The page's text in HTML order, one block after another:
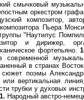
смычковый
оркестром
композитор,
Пьера
"Наутилус
и дирижер,
фортепьяно.
современной
в странах
поэмы
вертикальная
трубки у духовых
Народный австро-